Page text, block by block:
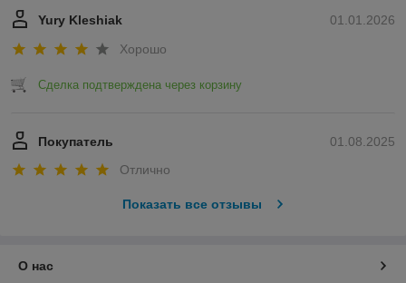
01.01.2026
Yury Kleshiak
Хорошо
Сделка подтверждена через корзину
01.08.2025
Покупатель
Отлично
Показать все отзывы
О нас